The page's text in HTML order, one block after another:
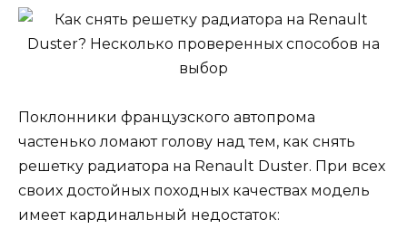
Поклонники французского автопрома
частенько ломают голову над тем, как снять
решетку радиатора на Renault Duster. При всех
своих достойных походных качествах модель
имеет кардинальный недостаток: